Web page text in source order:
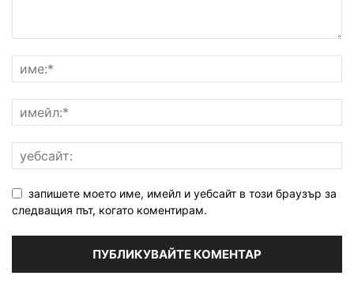
запишете моето име, имейл и уебсайт в този браузър за
следващия път, когато коментирам.